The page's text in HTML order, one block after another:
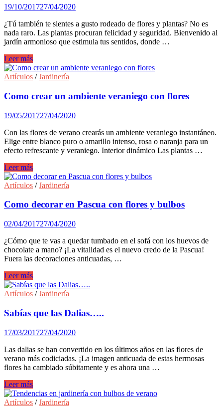
19/10/201727/04/2020
¿Tú también te sientes a gusto rodeado de flores y plantas? No es
nada raro. Las plantas procuran felicidad y seguridad. Bienvenido al
jardín armonioso que estimula tus sentidos, donde …
Como
crear
Armonía
el
jardín
Leer más
Artículos /Jardinería
Como crear un ambiente veraniego con flores
19/05/201727/04/2020
Con las flores de verano crearás un ambiente veraniego instantáneo.
Elige entre blanco puro o amarillo intenso, rosa o naranja para un
efecto refrescante y veraniego. Interior dinámico Las plantas …
Como
crear
un
veraniego
flores
Leer más
Artículos /Jardinería
Como decorar en Pascua con flores y bulbos
02/04/201727/04/2020
¿Cómo que te vas a quedar tumbado en el sofá con los huevos de
chocolate a mano? ¡La vitalidad es el nuevo credo de la Pascua!
Fuera las decoraciones anticuadas, …
Como
decorar
en
con
flores
y
bulbos
Leer más
Artículos /Jardinería
Sabías que las Dalias…..
17/03/201727/04/2020
Las dalias se han convertido en los últimos años en las flores de
verano más codiciadas. ¡La imagen anticuada de estas hermosas
flores ha cambiado súbitamente y es ahora una …
Sabías
que
las
Leer más
Artículos /Jardinería